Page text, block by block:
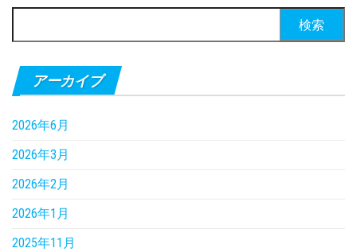
索:
アーカイブ
2026年6月
2026年3月
2026年2月
2026年1月
2025年11月